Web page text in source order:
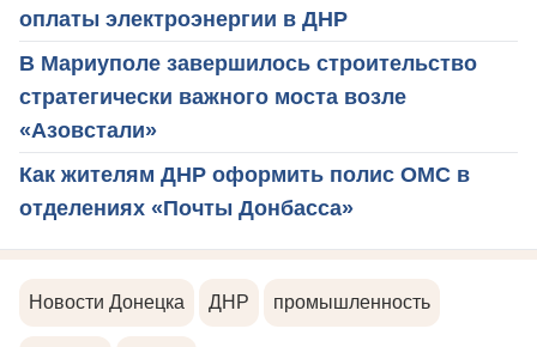
оплаты электроэнергии в ДНР
В Мариуполе завершилось строительство
стратегически важного моста возле
«Азовстали»
Как жителям ДНР оформить полис ОМС в
отделениях «Почты Донбасса»
Новости Донецка ДНР промышленность